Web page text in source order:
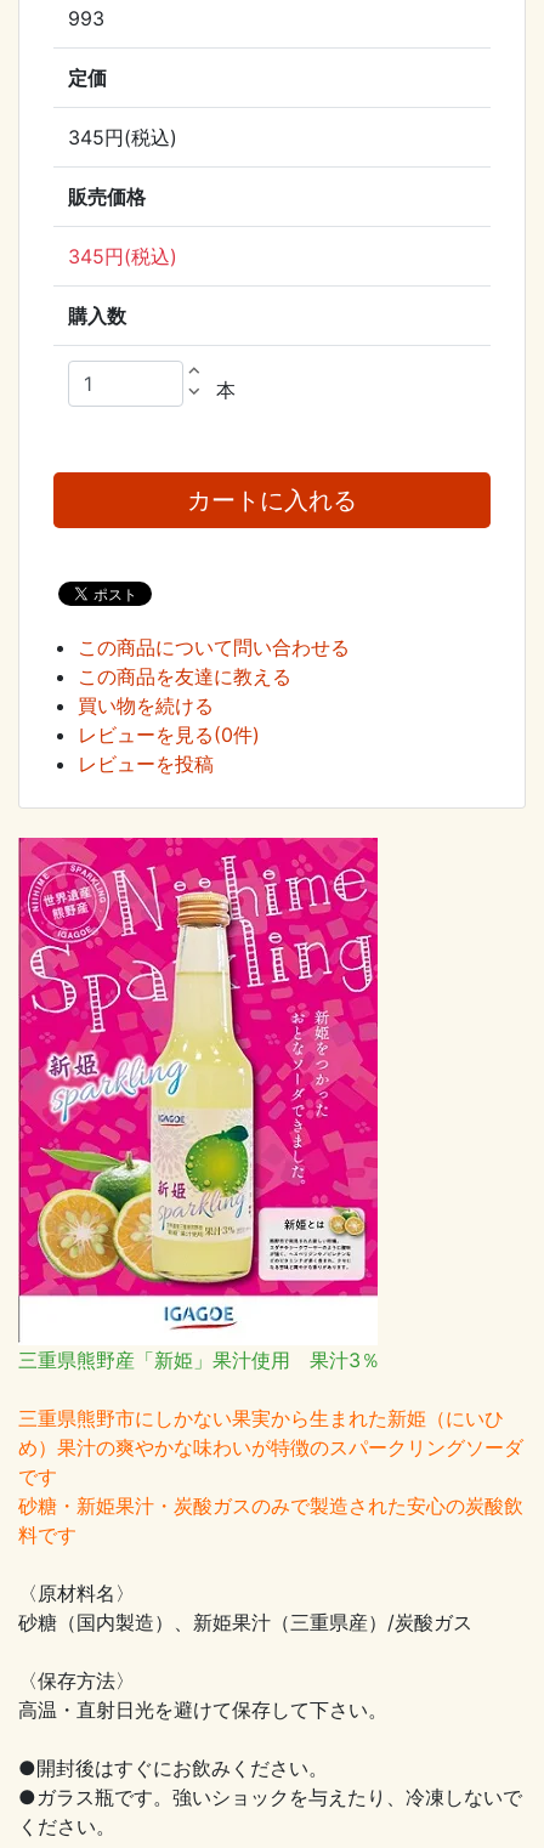
993
定価
345円(税込)
販売価格
345円(税込)
購入数
expand_less
expand_more
本
この商品について問い合わせる
この商品を友達に教える
買い物を続ける
レビューを見る(0件)
レビューを投稿
三重県熊野産「新姫」果汁使用 果汁3％
三重県熊野市にしかない果実から生まれた新姫（にいひ
め）果汁の爽やかな味わいが特徴のスパークリングソーダ
です
砂糖・新姫果汁・炭酸ガスのみで製造された安心の炭酸飲
料です
〈原材料名〉
砂糖（国内製造）、新姫果汁（三重県産）/炭酸ガス
〈保存方法〉
高温・直射日光を避けて保存して下さい。
●開封後はすぐにお飲みください。
●ガラス瓶です。強いショックを与えたり、冷凍しないで
ください。